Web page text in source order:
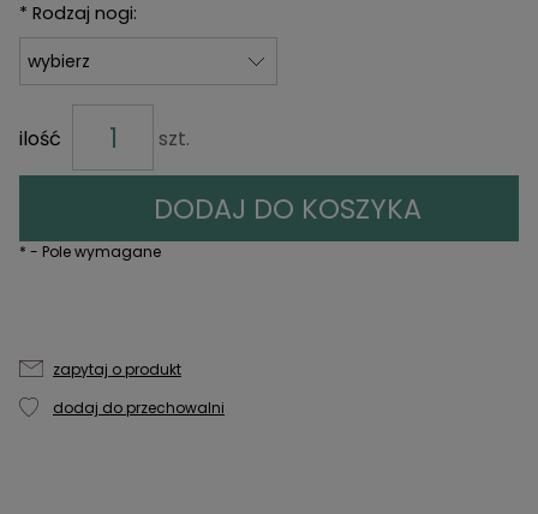
* Rodzaj nogi:
ilość szt.
DODAJ DO KOSZYKA
* - Pole wymagane
zapytaj o produkt
dodaj do przechowalni